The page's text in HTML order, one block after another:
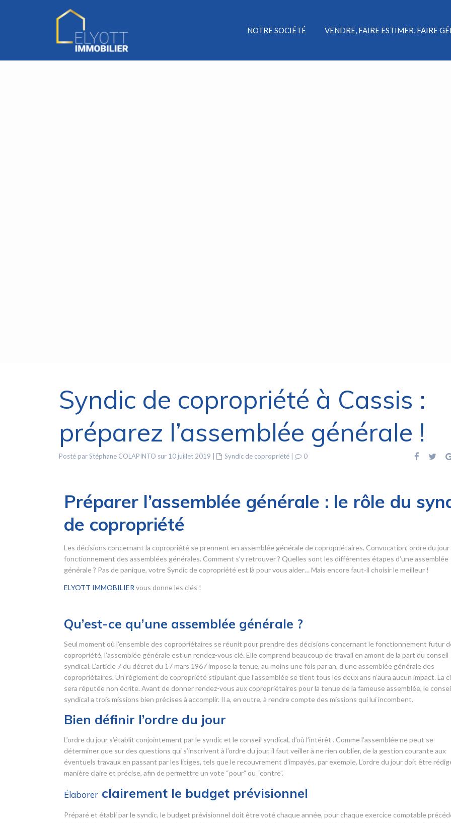
NOTRE SOCIÉTÉ VENDRE, FAIRE ESTIMER, FAIRE
Syndic de copropriété à Cassis :
préparez l’assemblée générale !
Posté par Stéphane COLAPINTO sur 10 juillet 2019 Syndic de copropriété 0
Préparer l’assemblée générale : le rôle du
de copropriété
Les décisions concernant la copropriété se prennent en assemblée générale de copropriétaires. Convocation, ordre du
fonctionnement des assemblées générales. Comment s’y retrouver ? Quelles sont les différentes étapes d’une assemblée
générale ? Pas de panique, votre Syndic de copropriété est là pour vous aider… Mais encore faut-il choisir le meilleur !
ELYOTT IMMOBILIER vous donne les clés !
Qu’est-ce qu’une assemblée générale ?
Seul moment où l’ensemble des copropriétaires se réunit pour prendre des décisions concernant le fonctionnement futur
copropriété, l’assemblée générale est un rendez-vous clé. Elle comprend beaucoup de travail en amont de la part du conseil
syndical. L’article 7 du décret du 17 mars 1967 impose la tenue, au moins une fois par an, d’une assemblée générale des
copropriétaires. Un règlement de copropriété stipulant que l’assemblée se tient tous les deux ans n’aura aucun impact. La
sera réputée non écrite. Avant de donner rendez-vous aux copropriétaires pour la tenue de la fameuse assemblée, le
syndical a trois missions bien précises à accomplir. Il a, en outre, à rendre compte des missions qui lui incombent.
Bien définir l’ordre du jour
L’ordre du jour s’établit conjointement par le syndic et le conseil syndical, d’où l’intérêt . Comme l’assemblée ne peut se
déterminer que sur des questions qui s’inscrivent à l’ordre du jour, il faut veiller à ne rien oublier, de la gestion courante aux
éventuels travaux en passant par les litiges, tels que le recouvrement d’impayés, par exemple. L’ordre du jour doit être
manière claire et précise, afin de permettre un vote “pour” ou “contre”.
Élaborer clairement le budget prévisionnel
Préparé et établi par le syndic, le budget prévisionnel doit être voté chaque année, pour chaque exercice comptable